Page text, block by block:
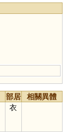
部居
相關異體
衣